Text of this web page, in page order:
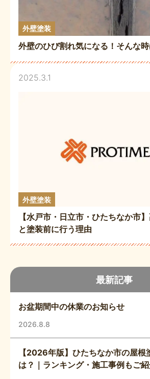
最新記事
お盆期間中の休業のお知らせ
2026.8.8
【2026年版】ひたちなか市の屋根
は？｜ランキング・施工事例もご紹
外壁塗装
外壁のひび割れ気になる！そんな時
2025.3.1
外壁塗装
【水戸市・日立市・ひたちなか市
と塗装前に行う理由